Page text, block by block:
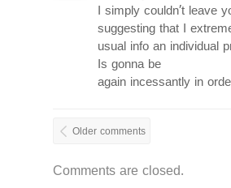
I simply couldn’t leave
suggesting that I
usual info an individual
Is gonna be
again incessantly in
Older comments
Comments are closed.